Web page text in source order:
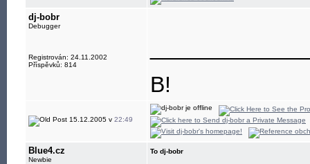
dj-bobr
Debugger
Registrován: 24.11.2002
Příspěvků: 814
B!
15.12.2005 v 22:49
Blue4.cz
Newbie
To dj-bobr